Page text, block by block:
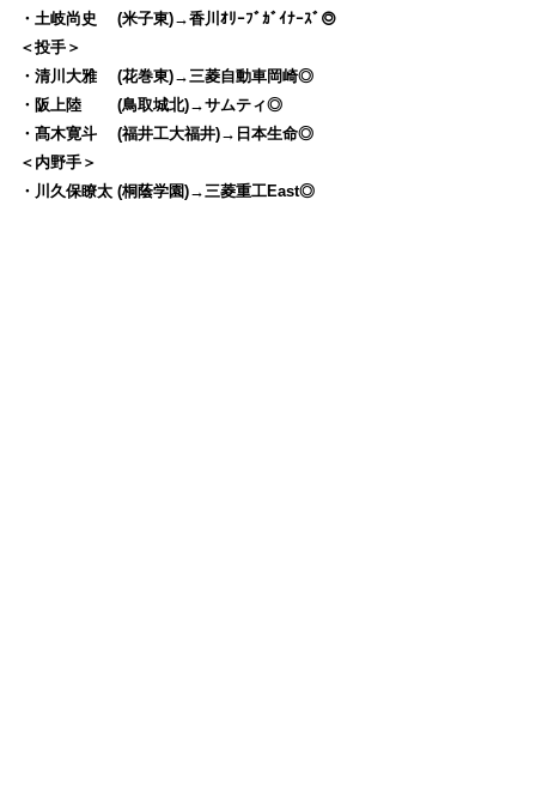
・土岐尚史 (米子東)→香川ｵﾘｰﾌﾞｶﾞｲﾅｰｽﾞ◎
＜投手＞
・清川大雅 (花巻東)→三菱自動車岡崎◎
・阪上陸 (鳥取城北)→サムティ◎
・髙木寛斗 (福井工大福井)→日本生命◎
＜内野手＞
・川久保瞭太 (桐蔭学園)→三菱重工East◎